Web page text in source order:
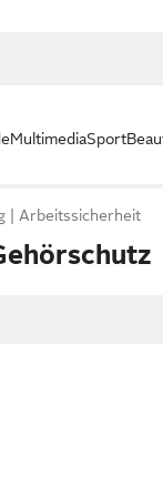
MultimediaSport
Arbeitssicherheit